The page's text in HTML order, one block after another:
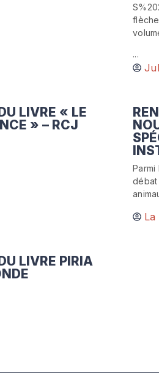
...
LIVRE « LE
» – RCJ
Parmi
débat
La
LIVRE PIRIA